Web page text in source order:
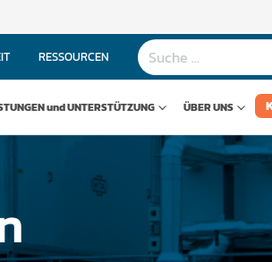
RESSOURCEN
und UNTERSTÜTZUNG ÜBER UNS